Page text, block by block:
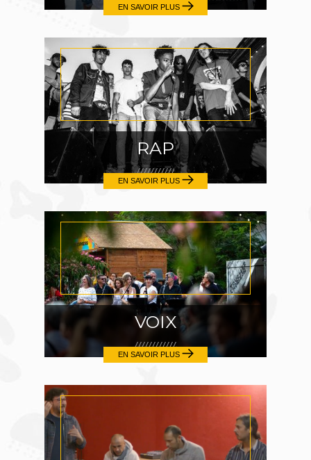
EN SAVOIR PLUS
RAP
EN SAVOIR PLUS
VOIX
EN SAVOIR PLUS